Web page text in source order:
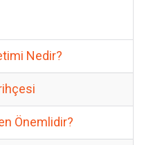
Nedir?
Önemlidir?